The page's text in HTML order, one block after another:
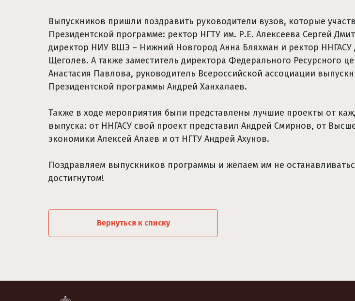
Выпускников пришли поздравить руководители вузов, которые
Президентской программе: ректор НГТУ им. Р.Е. Алексеева Сергей
директор НИУ ВШЭ – Нижний Новгород Анна Бляхман и ректор ННГАСУ
Щеголев. А также заместитель директора Федерального Ресурсного
Анастасия Павлова, руководитель Всероссийской ассоциации
Президентской программы Андрей Ханхалаев.
Также в ходе мероприятия были представлены лучшие проекты от
выпуска: от ННГАСУ свой проект представил Андрей Смирнов, от
экономики Алексей Алаев и от НГТУ Андрей Ахунов.
Поздравляем выпускников программы и желаем им не
достигнутом!
Вернуться к списку